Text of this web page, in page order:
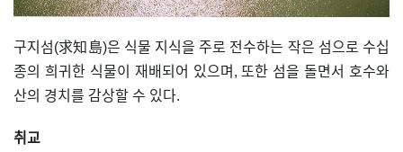
구지섬(求知島)은 식물 지식을 주로 전수하는 작은 섬으로 수십
종의 희귀한 식물이 재배되어 있으며, 또한 섬을 돌면서 호수와
산의 경치를 감상할 수 있다.
취교